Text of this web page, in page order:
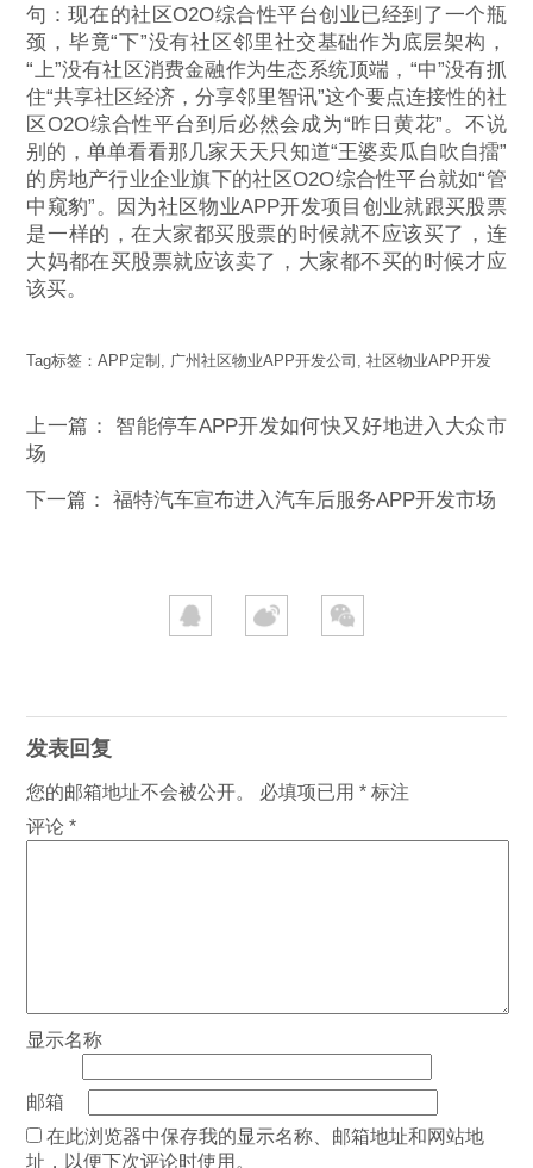
句：现在的社区O2O综合性平台创业已经到了一个瓶
颈，毕竟“下”没有社区邻里社交基础作为底层架构，
“上”没有社区消费金融作为生态系统顶端，“中”没有抓
住“共享社区经济，分享邻里智讯”这个要点连接性的社
区O2O综合性平台到后必然会成为“昨日黄花”。不说
别的，单单看看那几家天天只知道“王婆卖瓜自吹自擂”
的房地产行业企业旗下的社区O2O综合性平台就如“管
中窥豹”。因为社区物业APP开发项目创业就跟买股票
是一样的，在大家都买股票的时候就不应该买了，连
大妈都在买股票就应该卖了，大家都不买的时候才应
该买。
Tag标签：APP定制 , 广州社区物业APP开发公司 ,社区物业APP开发
上一篇： 智能停车APP开发如何快又好地进入大众市
场
下一篇：福特汽车宣布进入汽车后服务APP开发市场
发表回复
您的邮箱地址不会被公开。 必填项已用* 标注
评论*
显示名称
邮箱
在此浏览器中保存我的显示名称、邮箱地址和网站地
址，以便下次评论时使用。